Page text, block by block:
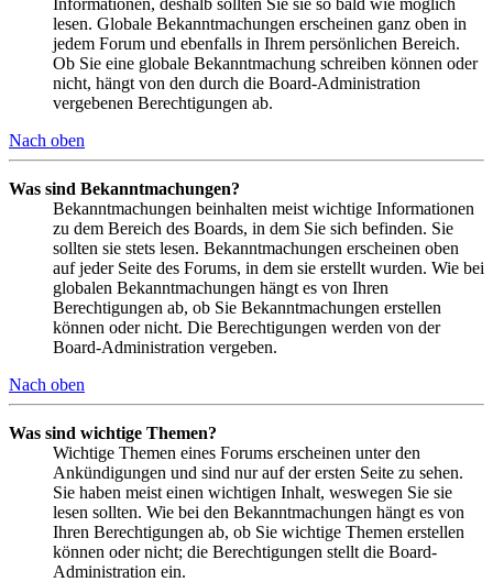
lesen. Globale Bekanntmachungen erscheinen ganz oben in
jedem Forum und ebenfalls in Ihrem persönlichen Bereich.
Ob Sie eine globale Bekanntmachung schreiben können oder
nicht, hängt von den durch die Board-Administration
vergebenen Berechtigungen ab.
Nach oben
Was sind Bekanntmachungen?
Bekanntmachungen beinhalten meist wichtige Informationen
zu dem Bereich des Boards, in dem Sie sich befinden. Sie
sollten sie stets lesen. Bekanntmachungen erscheinen oben
auf jeder Seite des Forums, in dem sie erstellt wurden. Wie bei
globalen Bekanntmachungen hängt es von Ihren
Berechtigungen ab, ob Sie Bekanntmachungen erstellen
können oder nicht. Die Berechtigungen werden von der
Board-Administration vergeben.
Nach oben
Was sind wichtige Themen?
Wichtige Themen eines Forums erscheinen unter den
Ankündigungen und sind nur auf der ersten Seite zu sehen.
Sie haben meist einen wichtigen Inhalt, weswegen Sie sie
lesen sollten. Wie bei den Bekanntmachungen hängt es von
Ihren Berechtigungen ab, ob Sie wichtige Themen erstellen
können oder nicht; die Berechtigungen stellt die Board-
Administration ein.